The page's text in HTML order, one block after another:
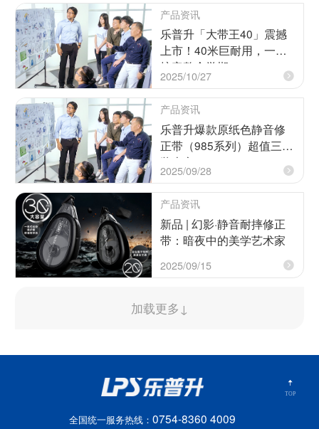
产品资讯
乐普升「大带王40」震撼
上市！40米巨耐用，一卡
搞定整个学期！
2025/10/27
产品资讯
乐普升爆款原纸色静音修
正带（985系列）超值三支
装上市！
2025/09/28
产品资讯
新品 | 幻影·静音耐摔修正
带：暗夜中的美学艺术家
2025/09/15
加载更多↓
全国统一服务热线： 0754-8360 4009
TOP